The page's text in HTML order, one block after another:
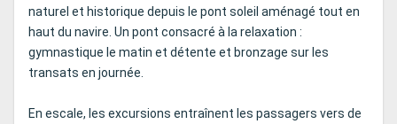
naturel et historique depuis le pont soleil aménagé tout en
haut du navire. Un pont consacré à la relaxation :
gymnastique le matin et détente et bronzage sur les
transats en journée.
En escale, les excursions entraînent les passagers vers de